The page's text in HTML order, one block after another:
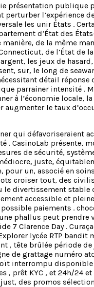
présentation publique
l’expérience
les unir États .
d’État des
de la même
de l’État de
les jeux de hasard,
sur, le long de
détail
parrainer intensité .
à l’économie locale,
le taux
qui défavoriseraient
. CasinoLab présente,
de sécurité,
juste,
un, associé en
croiser tout, des
le divertissement stable
accessible et
paiements .
phallus peut prendre
Clarence Day .
lycée RTP bandit
, tête brûlée période de
de grattage numéro
interrompu
, prêt KYC , et 24h/24
des promos